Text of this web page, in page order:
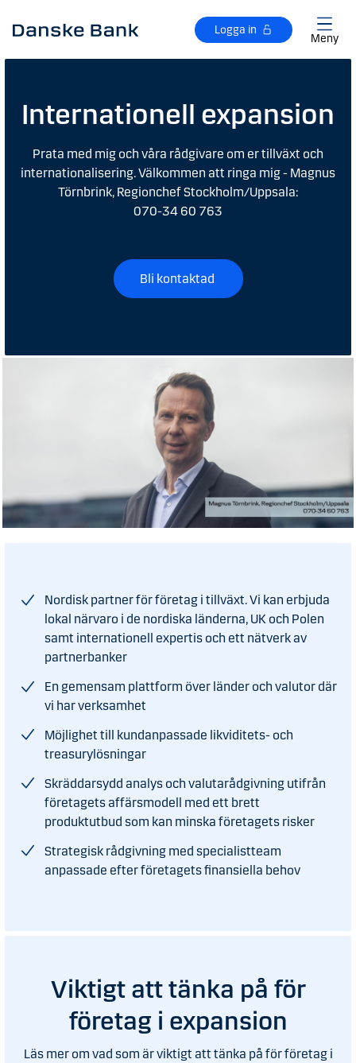
Logga in
Meny
Internationell expansion
Prata med mig och våra rådgivare om er tillväxt och
internationalisering. Välkommen att ringa mig - Magnus
Törnbrink, Regionchef Stockholm/Uppsala:
070-34 60 763
Bli kontaktad
Nordisk partner för företag i tillväxt. Vi kan erbjuda
lokal närvaro i de nordiska länderna, UK och Polen
samt internationell expertis och ett nätverk av
partnerbanker
En gemensam plattform över länder och valutor där
vi har verksamhet
Möjlighet till kundanpassade likviditets- och
treasurylösningar
Skräddarsydd analys och valutarådgivning utifrån
företagets affärsmodell med ett brett
produktutbud som kan minska företagets risker
Strategisk rådgivning med specialistteam
anpassade efter företagets finansiella behov
Viktigt att tänka på för
företag i expansion
Läs mer om vad som är viktigt att tänka på för företag i